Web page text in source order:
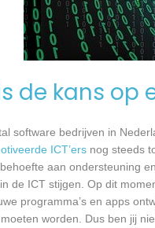
de kans op
software bedrijven in
ICT’ers nog steeds
aan ondersteuning
de ICT stijgen. Op dit
programma’s en apps
worden. Dus ben jij